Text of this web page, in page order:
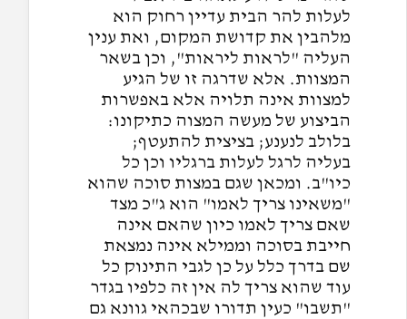
לעלות להר הבית עדיין רחוק הוא
מלהבין את קדושת המקום, ואת ענין
העליה "לראות ליראות", וכן בשאר
המצוות. אלא שדרגה זו של הגיע
למצוות אינה תלויה אלא באפשרות
הביצוע של מעשה המצוה כתיקונו:
בלולב לנענע; בציצית להתעטף;
בעליה לרגל לעלות ברגליו וכן כל
כיו"ב. ומכאן שגם במצות סוכה שהוא
"משאינו צריך לאמו" הוא ג"כ מצד
שאם צריך לאמו כיון שהאם אינה
חייבת בסוכה וממילא אינה נמצאת
שם בדרך כלל על כן לגבי התינוק כל
עוד שהוא צריך לה אין זה כלפיו בגדר
"תשבו" כעין תדורו שבכהאי גוונא גם